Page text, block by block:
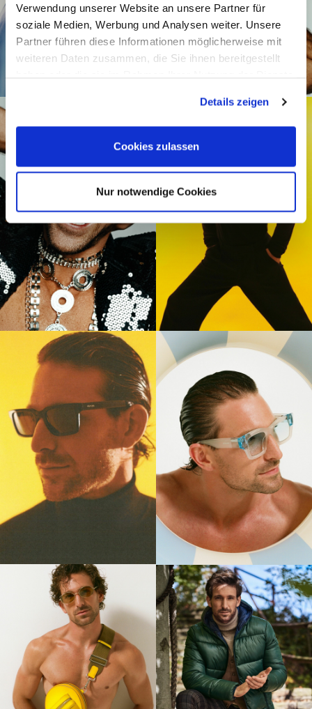
Verwendung unserer Website an unsere Partner für
soziale Medien, Werbung und Analysen weiter. Unsere
Partner führen diese Informationen möglicherweise mit
weiteren Daten zusammen, die Sie ihnen bereitgestellt
Details zeigen
Cookies zulassen
Nur notwendige Cookies